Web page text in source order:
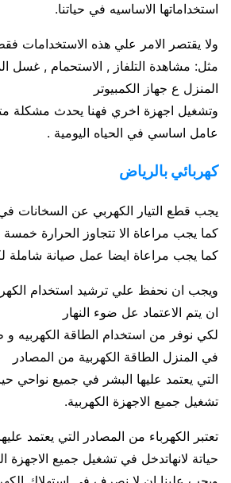
استخداماتها الاساسيه في حياتنا.
ولا يقتصر الامر علي هذه الاستخدامات
مثل: مشاهدة التلفاز , الاستحمام , غسل
المنزل ع جهاز الكمبيوتر
وتشغيل اجهزة اخري فهنا يحدث مشكلة
عامل اساسي في الحياه اليومية .
كهربائي بالرياض
يجب قطع التيار الكهربي عن السخانات
كما يجب مراعاة الا تتجاوز الحرارة خمسة
كما يجب مراعاة ايضا عمل صيانة شاملة
ويجب ان نحفظ علي ترشيد استخدام
ان يتم الاعتماد عل ضوء النهار
لكي نوفر من استخدام الطاقة الكهربيه و
في المنزل الطاقة الكهربية من المصادر
التي يعتمد عليها البشر في جميع نواحي
تشغيل جميع الاجهزة الكهربية.
تعتبر الكهرباء من المصادر التي يعتمد
حياتة لانهاتدخل في تشغيل جميع الاجهزة